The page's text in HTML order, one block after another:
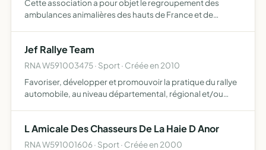
Cette association a pour objet le regroupement des
ambulances animalières des hauts de France et de
Jef Rallye Team
RNA W591003475 · Sport · Créée en 2010
Favoriser, développer et promouvoir la pratique du rallye
automobile, au niveau départemental, régional et/ou
L Amicale Des Chasseurs De La Haie D Anor
RNA W591001606 · Sport · Créée en 2000